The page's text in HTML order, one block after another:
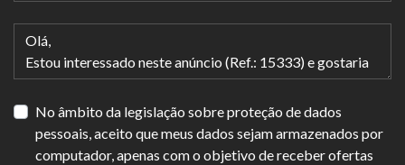
No âmbito da legislação sobre proteção de dados
pessoais, aceito que meus dados sejam armazenados por
computador, apenas com o objetivo de receber ofertas